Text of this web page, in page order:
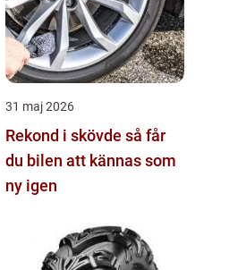
31 maj 2026
Rekond i skövde så får
du bilen att kännas som
ny igen